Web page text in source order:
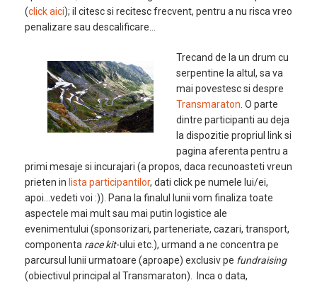
(click aici); il citesc si recitesc frecvent, pentru a nu risca vreo
penalizare sau descalificare…
Trecand de la un drum cu
serpentine la altul, sa va
mai povestesc si despre
Transmaraton . O parte
dintre participanti au deja
la dispozitie propriul link si
pagina aferenta pentru a
primi mesaje si incurajari (a propos, daca recunoasteti vreun
prieten in lista participantilor, dati click pe numele lui/ei,
apoi…vedeti voi :)). Pana la finalul lunii vom finaliza toate
aspectele mai mult sau mai putin logistice ale
evenimentului (sponsorizari, parteneriate, cazari, transport,
componenta race kit-ului etc.), urmand a ne concentra pe
parcursul lunii urmatoare (aproape) exclusiv pe fundraising
(obiectivul principal al Transmaraton). Inca o data,